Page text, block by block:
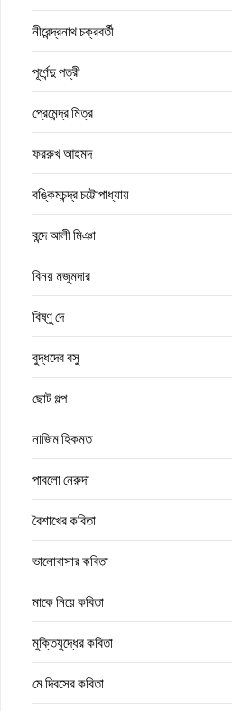
নীরেন্দ্রনাথ চক্রবর্তী
পূর্ণেন্দু পত্রী
প্রেমেন্দ্র মিত্র
ফররুখ আহমদ
বঙ্কিমচন্দ্র চট্টোপাধ্যায়
বন্দে আলী মিঞা
বিনয় মজুমদার
বিষ্ণু দে
বুদ্ধদেব বসু
ছোট গল্প
নাজিম হিকমত
পাবলো নেরুদা
বৈশাখের কবিতা
ভালোবাসার কবিতা
মাকে নিয়ে কবিতা
মুক্তিযুদ্ধের কবিতা
মে দিবসের কবিতা